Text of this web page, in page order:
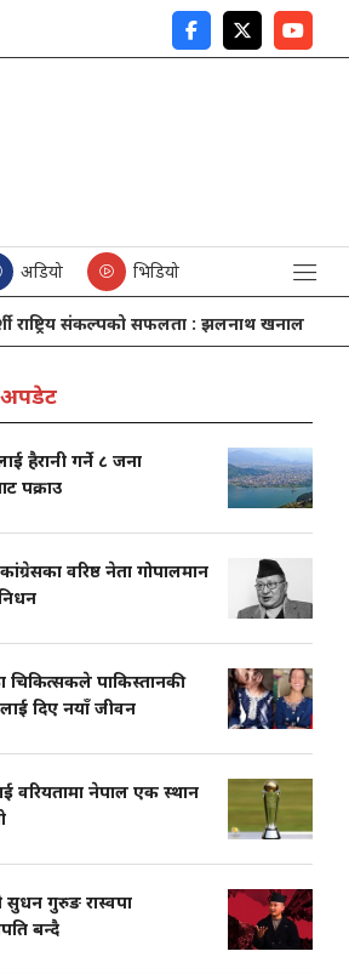
अडियो भिडियो
संकल्पको सफलता : झलनाथ खनाल नेपाली
अपडेट
हैरानी गर्ने ८ जना
पक्राउ
वरिष्ठ नेता गोपालमान
चिकित्सकले पाकिस्तानकी
दिए नयाँ जीवन
नेपाल एक स्थान
सुधन गुरुङ रास्वपा
बन्दै